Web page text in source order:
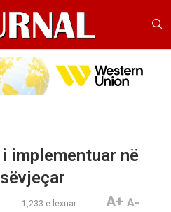
implementuar në
1,233 e lexuar A+ A-